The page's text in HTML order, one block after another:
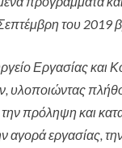
του 2019
Εργασίας και
υλοποιώντας
πρόληψη και
αγορά εργασίας,